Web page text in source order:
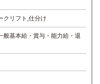
クリフト,仕分け
基本給・賞与・能力給・退